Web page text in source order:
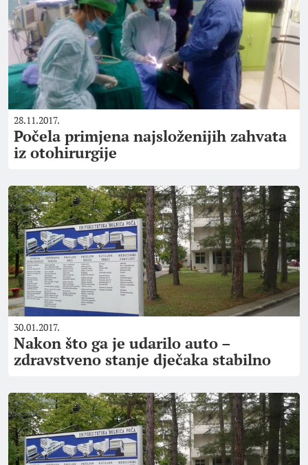
28.11.2017.
Počela primjena najsloženijih zahvata
iz otohirurgije
30.01.2017.
Nakon što ga je udarilo auto –
zdravstveno stanje dječaka stabilno